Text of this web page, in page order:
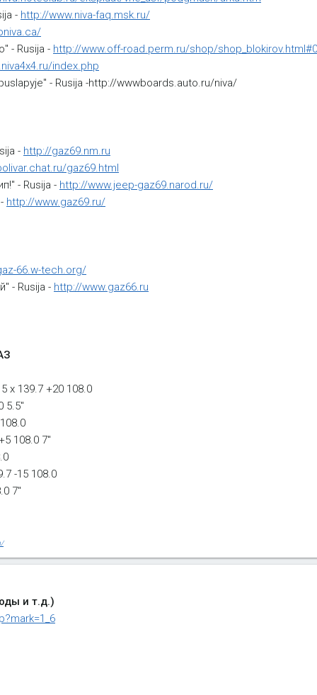
- http://www.niva-faq.msk.ru/
- Rusija - http://www.off-road.perm.ru/shop/
index.php
- Rusija -http://wwwboards.auto.ru/niva/
- http://gaz69.nm.ru
gaz69.html
- Rusija - http://www.jeep-gaz69.narod.ru/
http://www.gaz69.ru/
66.w-tech.org/
- Rusija - http://www.gaz66.ru
x 139.7 +20 108.0
5.5''
108.0 7"
-15 108.0
7"
и т.д.)